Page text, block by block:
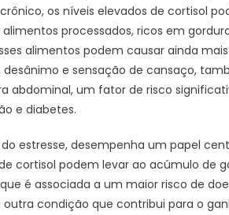
os níveis elevados de cortisol
processados, ricos em
alimentos podem causar ainda
e sensação de cansaço,
abdominal, um fator de risco
e diabetes.
estresse, desempenha um papel
cortisol podem levar ao acúmulo de
é associada a um maior risco de
condição que contribui para o